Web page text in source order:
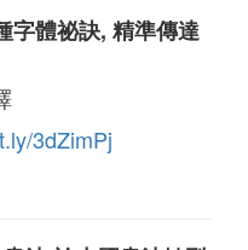
字體祕訣, 精準傳達
3dZimPj